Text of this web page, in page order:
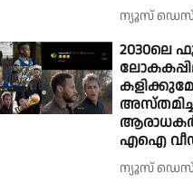
ന്യൂസ്
എഐ
ന്യൂസ്